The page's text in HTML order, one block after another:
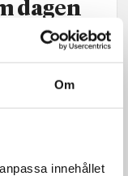
Om
innehållet
dagen